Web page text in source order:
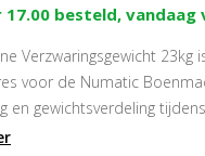
17.00 besteld, vandaag
Verzwaringsgewicht 23kg
voor de Numatic
en gewichtsverdeling
te bestellen